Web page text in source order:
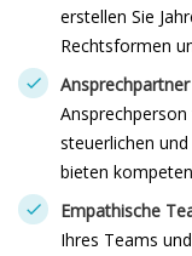
erstellen Sie
Rechtsformen
steuerlichen
bieten
Empathische
Ihres Teams